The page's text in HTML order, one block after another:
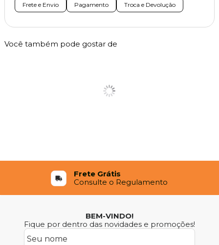
Frete e Envio Pagamento Troca e Devolução
Você também pode gostar de
Frete Grátis
Consulte o Regulamento
BEM-VINDO!
Fique por dentro das novidades e promoções!